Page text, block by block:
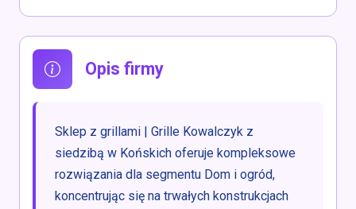
Opis firmy
Sklep z grillami | Grille Kowalczyk z
siedzibą w Końskich oferuje kompleksowe
rozwiązania dla segmentu Dom i ogród,
koncentrując się na trwałych konstrukcjach